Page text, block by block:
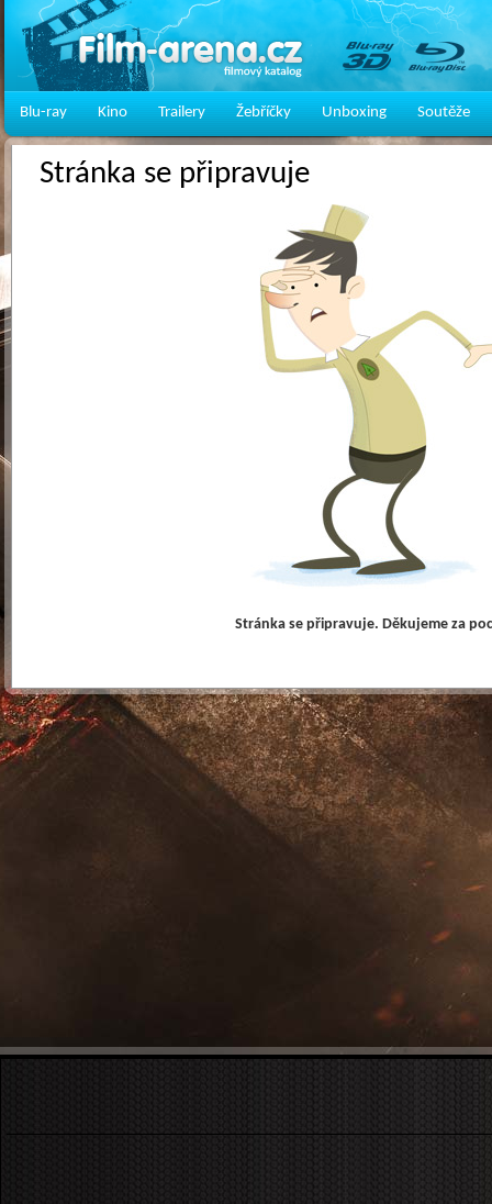
Blu-ray Kino Trailery Žebříčky Unboxing Soutěže
Stránka se připravuje
Stránka se připravuje. Děkujeme za